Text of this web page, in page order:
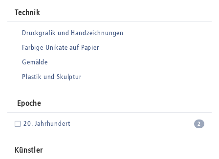
Technik
Druckgrafik und Handzeichnungen
Farbige Unikate auf Papier
Gemälde
Plastik und Skulptur
Epoche
2
20. Jahrhundert
Künstler